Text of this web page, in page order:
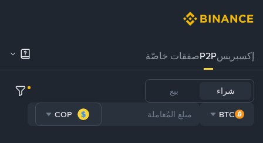
إكسبريسP2Pصفقات خاصّة
شراء بيع
BTC
COP